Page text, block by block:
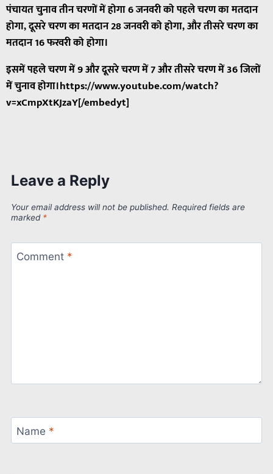
पंचायत चुनाव तीन चरणों में होगा 6 जनवरी को पहले चरण का मतदान
होगा, दूसरे चरण का मतदान 28 जनवरी को होगा, और तीसरे चरण का
मतदान 16 फरवरी को होगा।
इसमें पहले चरण में 9 और दूसरे चरण में 7 और तीसरे चरण में 36 जिलों
में चुनाव होगा।https://www.youtube.com/watch?
v=xCmpXtKJzaY[/embedyt]
Leave a Reply
Your email address will not be published. Required fields are
marked *
Comment *
Name *